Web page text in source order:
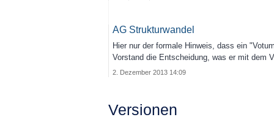
AG Strukturwandel
Hier nur der formale Hinweis, dass ein
Vorstand die Entscheidung, was er mit dem
2. Dezember 2013 14:09
Versionen